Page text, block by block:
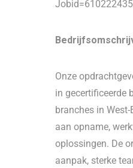
Onze
in gecertificeerde
branches in
aan opname,
oplossingen. De
aanpak, sterke